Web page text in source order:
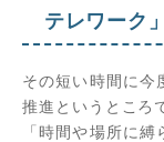
テレワーク
その短い時間に今
推進というところ
「時間や場所に